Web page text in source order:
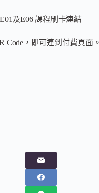
E01及E06 課程刷卡連結
Code，即可連到付費頁面。